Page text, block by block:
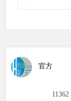
官方
11362